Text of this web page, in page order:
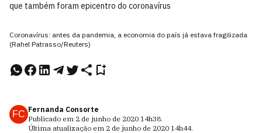
que também foram epicentro do coronavírus
Coronavírus: antes da pandemia, a economia do país já estava fragilizada
(Rahel Patrasso/Reuters)
FC Fernanda Consorte
Publicado em 2 de junho de 2020 14h38.
Última atualização em 2 de junho de 2020 14h44.